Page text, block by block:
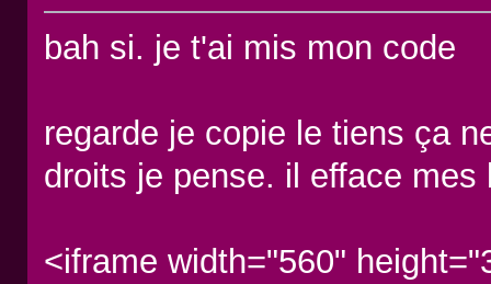
bah si. je t'ai mis mon code
regarde je copie le tiens ça
droits je pense. il efface
<iframe width="560"